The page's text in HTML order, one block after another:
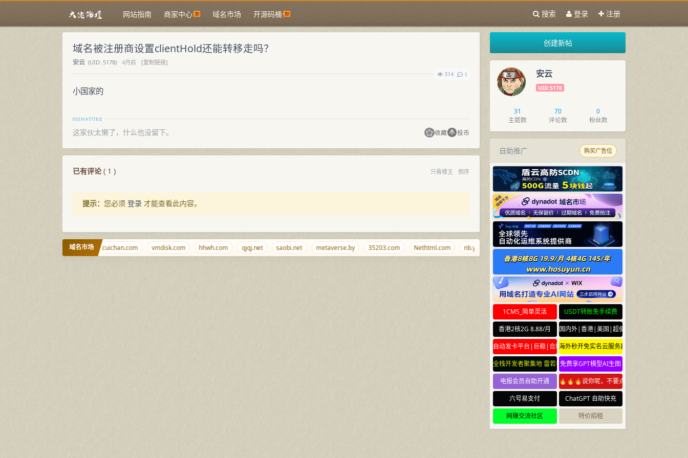
网站指南 商家中心 域名市场 开源码桶 搜索 登录 注册
域名被注册商设置clientHold还能转移走吗？
安云 (UID: 5178) 4月前
[复制链接]
314
1
小国家的
这家伙太懒了，什么也没留下。 收藏 投币
已有评论( 1 ) 只看楼主 倒序
提示： 您必须 登录 才能查看此内容。
域名市场
wwwww.com.cn cuichan.com vmdisk.com hhwh.com qjqj.net saobi.net metaverse.by 35203.com Nethtml.com nb.yun j9.xyz xiaojiba.com mofa.yun shabi.net
创建新帖
安云
UID:5178
31
主题数
70
评论数
0
粉丝数
自助推广 购买广告位
1CMS_简单灵活
USDT转账免手续费
香港2核2G 8.88/月
国内外|香港|美国|超便宜云服务器
自动发卡平台|巨稳|合规海外秒开免实名云服务器
全栈开发者聚集地 雷若社区 leiruo.com
免费享GPT模型AI生图
电报会员自助开通
🔥🔥🔥说你呢，不要点🔥🔥🔥
六号易支付
ChatGPT 自助快充
网赚交流社区
特价招租